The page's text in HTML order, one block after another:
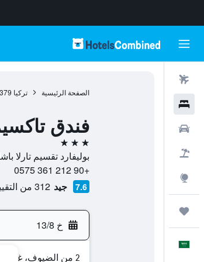
الصفحة الرئيسية تركيا
فندق
3 نجوم
بوليفارد تقسيم تارلا باشا رقم 60, 34250, اسطنبول, محافظة
+90 212 361 0575
7.6 جيد 312 من التقييمات تم التحقق منها
خ 13/8
2 من الضيوف، غرفة واحدة